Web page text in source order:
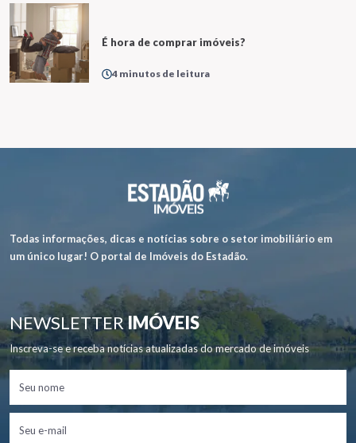
É hora de comprar imóveis?
4 minutos de leitura
Todas informações, dicas e notícias sobre o setor imobiliário em
um único lugar! O portal de Imóveis do Estadão.
NEWSLETTERIMÓVEIS
Inscreva-se e receba notícias atualizadas do mercado de imóveis